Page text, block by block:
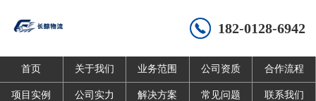
182-0128-6942
首页 关于我们 业务范围 公司资质 合作流程
项目实例 公司实力 解决方案 常见问题 联系我们